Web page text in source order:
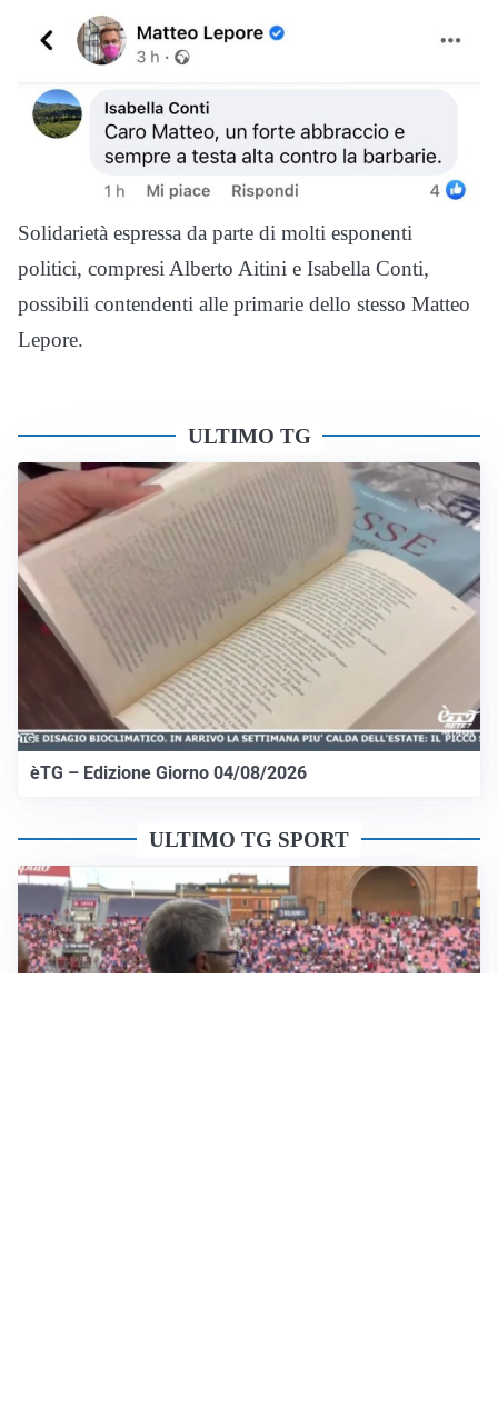
Solidarietà espressa da parte di molti esponenti
politici, compresi Alberto Aitini e Isabella Conti,
possibili contendenti alle primarie dello stesso Matteo
Lepore.
ULTIMO TG
èTG – Edizione Giorno 04/08/2026
ULTIMO TG SPORT